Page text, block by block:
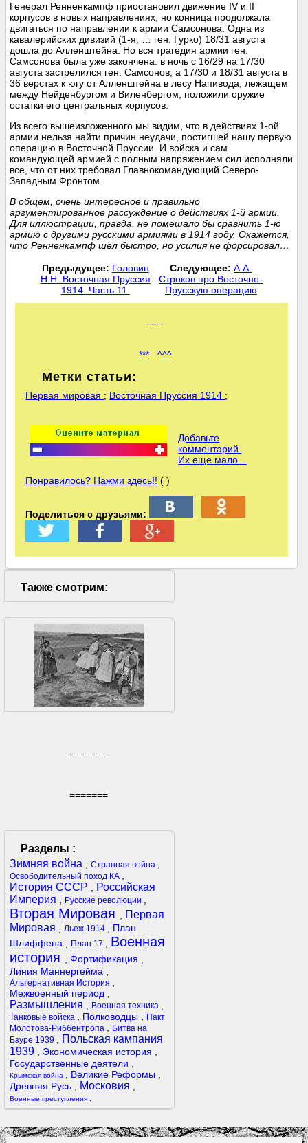
Генерал Ренненкампф приостановил движение IV и II
корпусов в новых направлениях, но конница продолжала
двигаться по направлении к армии Самсонова. Одна из
кавалерийских дивизий (1-я, … ген. Гурко) 18/31 августа
дошла до Алленштейна. Но вся трагедия армии ген.
Самсонова была уже закончена: в ночь с 16/29 на 17/30
августа застрелился ген. Самсонов, а 17/30 и 18/31 августа в
36 верстах к югу от Алленштейна в лесу Напивода, лежащем
между Нейденбургом и Виленбергом, положили оружие
остатки его центральных корпусов.
Из всего вышеизложенного мы видим, что в действиях 1-ой
армии нельзя найти причин неудачи, постигшей нашу первую
операцию в Восточной Пруссии. И войска и сам
командующей армией с полным напряжением сил исполняли
все, что от них требовал Главнокомандующий Северо-
Западным Фронтом.
В общем, очень интересное и правильно
аргументированное рассуждение о действиях 1-й армии.
Для иллюстрации, правда, не помешало бы сравнить 1-ю
армию с другими русскими армиями в 1914 году. Окажется,
что Ренненкампф шел быстро, но усилия не форсировал…
Предыдущее: Головин
Н.Н. Восточная Пруссия
1914. Часть 11.
Следующее: А.А.
Строков про Восточно-
Прусскую операцию
-----
*** ^^^
Метки статьи:
Первая мировая ; Восточная Пруссия 1914 ;
Добавьте
комментарий.
Их еще мало...
Понравилось? Нажми здесь!! ( )
Поделиться с друзьями:
Также смотрим:
=======
=======
Разделы :
Зимняя война
Странная война
Освободительный поход КА
История СССР
Российская
Империя
Русские революции
Вторая Мировая
Первая
Мировая
Льеж 1914
План
Шлиффена
План 17
Военная
история
Фортификация
Линия Маннергейма
Альтернативная История
Межвоенный период
Размышления Военная техника
Танковые войска Полководцы
Пакт
Молотова-Риббентропа
Битва на
Бзуре 1939
Польская кампания
1939
Экономическая история
Государственные деятели
Крымская война Великие Реформы
Древняя Русь
Московия
Военные преступления